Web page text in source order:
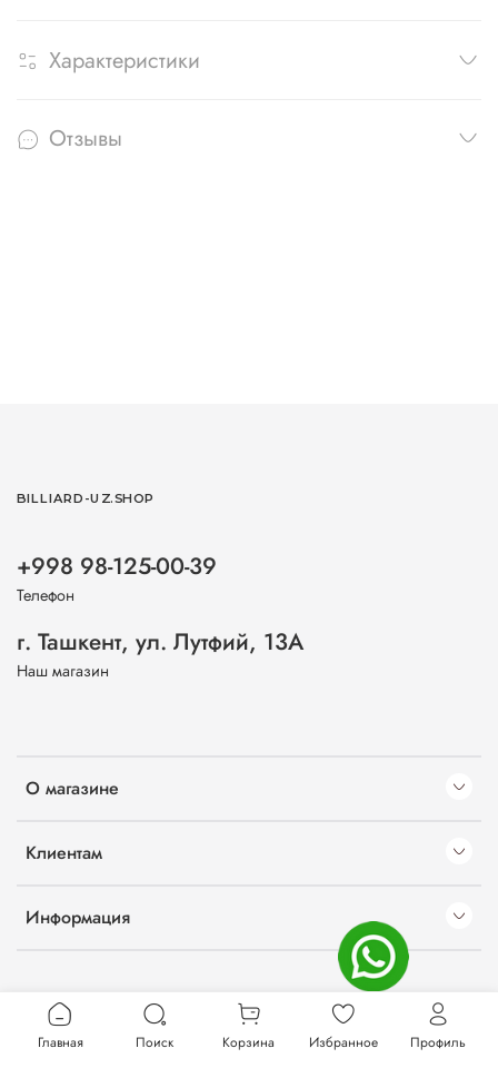
Характеристики
Отзывы
О магазине
Клиентам
Информация
BILLIARD-UZ.SHOP
+998 98-125-00-39
Телефон
г. Ташкент, ул. Лутфий, 13А
Наш магазин
Главная Поиск Корзина Избранное Профиль